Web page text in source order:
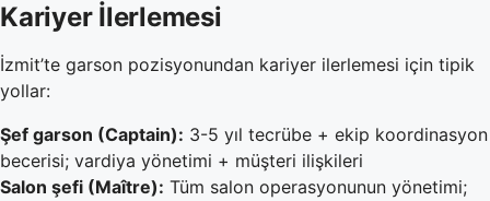
Kariyer İlerlemesi
İzmit’te garson pozisyonundan kariyer ilerlemesi için tipik
yollar:
Şef garson (Captain): 3-5 yıl tecrübe + ekip koordinasyon
becerisi; vardiya yönetimi + müşteri ilişkileri
Salon şefi (Maître): Tüm salon operasyonunun yönetimi;